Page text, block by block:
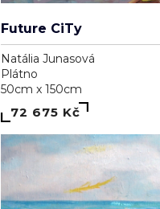
Future CiTy
Natália Junasová
Plátno
50cm x 150cm
72 675 Kč